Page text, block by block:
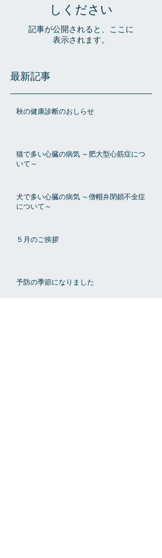
しください
記事が公開されると、ここに
表示されます。
最新記事
秋の健康診断のおしらせ
猫で多い心臓の病気 ～肥大型心筋症につ
いて～
犬で多い心臓の病気 ～僧帽弁閉鎖不全症
について～
５月のご挨拶
予防の季節になりました